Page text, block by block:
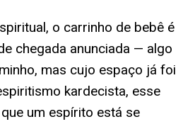
o carrinho de bebê é
chegada anunciada — algo
mas cujo espaço já foi
kardecista, esse
um espírito está se